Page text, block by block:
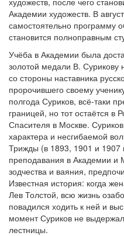
Академии художеств. В
самостоятельно программу
становится полноправным
Учёба в Академии была
золотой медали В. Сурикову
со стороны наставника
пророчившего своему
полгода Суриков, всё-таки
границей, но тот остаётся в
Спасителя в Москве.
характера и несгибаемой
Трижды (в 1893, 1901 и 1907
преподавания в Академии и
зодчества и ваяния,
Известная история: когда
Лев Толстой, всю жизнь
повадился ходить к ней и
момент Суриков не
лестницы.